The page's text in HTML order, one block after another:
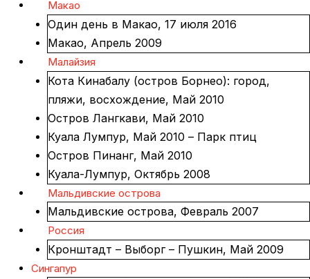
Макао
Один день в Макао, 17 июля 2016
Макао, Апрель 2009
Малайзия
Кота Кинабалу (остров Борнео): город,
пляжи, восхождение, Май 2010
Остров Лангкави, Май 2010
Куала Лумпур, Май 2010 – Парк птиц
Остров Пинанг, Май 2010
Куала-Лумпур, Октябрь 2008
Мальдивские острова
Мальдивские острова, Февраль 2007
Россия
Кронштадт – Выборг – Пушкин, Май 2009
Сингапур